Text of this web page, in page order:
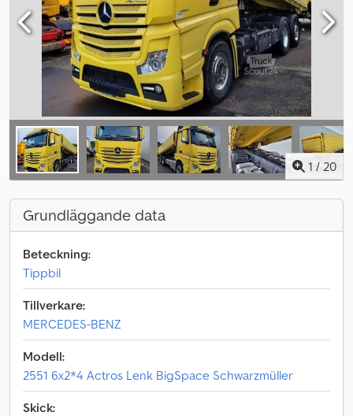
1 / 20
Grundläggande data
Beteckning:
Tippbil
Tillverkare:
MERCEDES-BENZ
Modell:
2551 6x2*4 Actros Lenk BigSpace Schwarzmüller
Skick: